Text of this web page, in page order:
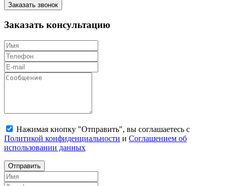
Заказать звонок
Заказать консультацию
Нажимая кнопку "Отправить", вы соглашаетесь с
Политикой конфиденциальности и Соглашением об
использовании данных
Отправить